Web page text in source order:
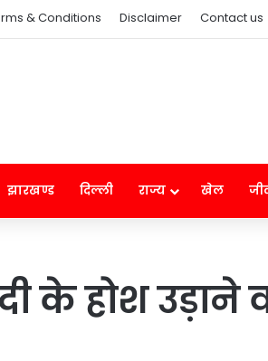
& Conditions Disclaimer Contact us
झारखण्ड दिल्ली राज्य खेल
के होश उड़ाने